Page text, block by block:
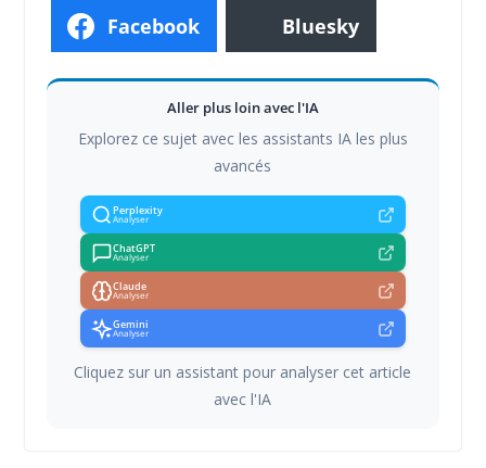
Facebook Bluesky
Aller plus loin avec l'IA
Explorez ce sujet avec les assistants IA les plus
avancés
Perplexity
Analyser
ChatGPT
Analyser
Claude
Analyser
Gemini
Analyser
Cliquez sur un assistant pour analyser cet article
avec l'IA